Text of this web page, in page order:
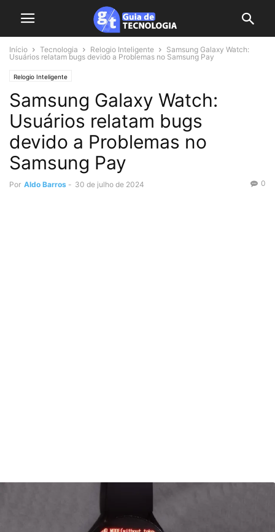
Início Tecnologia Relogio Inteligente
Samsung Galaxy Watch:
Usuários relatam bugs devido a Problemas no Samsung Pay
Relogio Inteligente
Samsung Galaxy Watch:
Usuários relatam bugs
devido a Problemas no
Samsung Pay
Por Aldo Barros - 30 de julho de 2024 0